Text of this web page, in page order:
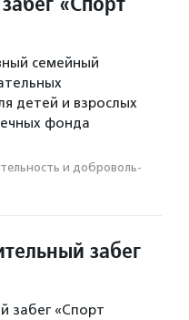
семейный
детей и взрослых
фонда
и доброволь­
забег
забег «Спорт